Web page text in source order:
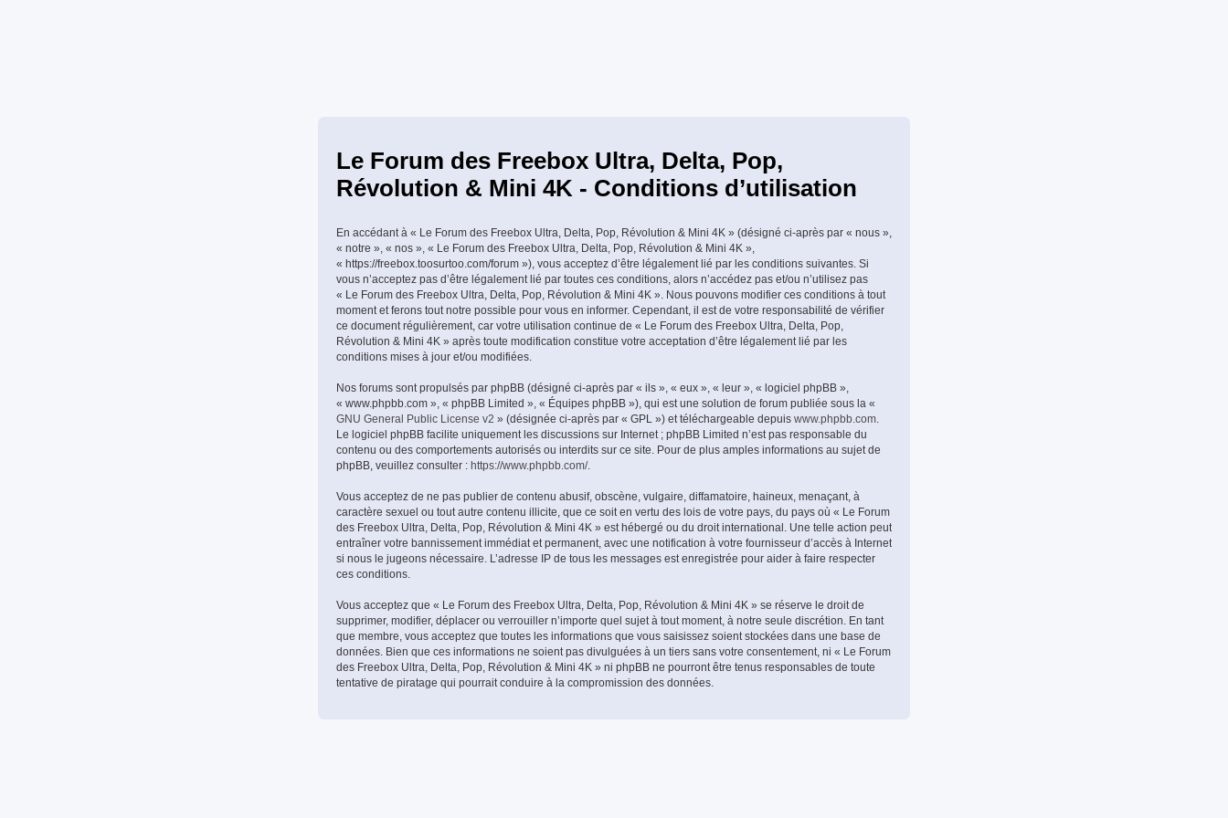
Le Forum des Freebox Ultra, Delta, Pop,
Révolution & Mini 4K - Conditions d’utilisation
En accédant à « Le Forum des Freebox Ultra, Delta, Pop, Révolution & Mini 4K » (désigné ci-après par « nous »,
« notre », « nos », « Le Forum des Freebox Ultra, Delta, Pop, Révolution & Mini 4K »,
« https://freebox.toosurtoo.com/forum »), vous acceptez d’être légalement lié par les conditions suivantes. Si
vous n’acceptez pas d’être légalement lié par toutes ces conditions, alors n’accédez pas et/ou n’utilisez pas
« Le Forum des Freebox Ultra, Delta, Pop, Révolution & Mini 4K ». Nous pouvons modifier ces conditions à tout
moment et ferons tout notre possible pour vous en informer. Cependant, il est de votre responsabilité de vérifier
ce document régulièrement, car votre utilisation continue de « Le Forum des Freebox Ultra, Delta, Pop,
Révolution & Mini 4K » après toute modification constitue votre acceptation d’être légalement lié par les
conditions mises à jour et/ou modifiées.
Nos forums sont propulsés par phpBB (désigné ci-après par « ils », « eux », « leur », « logiciel phpBB »,
« www.phpbb.com », « phpBB Limited », « Équipes phpBB »), qui est une solution de forum publiée sous la «
GNU General Public License v2 » (désignée ci-après par « GPL ») et téléchargeable depuis www.phpbb.com.
Le logiciel phpBB facilite uniquement les discussions sur Internet ; phpBB Limited n’est pas responsable du
contenu ou des comportements autorisés ou interdits sur ce site. Pour de plus amples informations au sujet de
phpBB, veuillez consulter : https://www.phpbb.com/.
Vous acceptez de ne pas publier de contenu abusif, obscène, vulgaire, diffamatoire, haineux, menaçant, à
caractère sexuel ou tout autre contenu illicite, que ce soit en vertu des lois de votre pays, du pays où « Le Forum
des Freebox Ultra, Delta, Pop, Révolution & Mini 4K » est hébergé ou du droit international. Une telle action peut
entraîner votre bannissement immédiat et permanent, avec une notification à votre fournisseur d’accès à Internet
si nous le jugeons nécessaire. L’adresse IP de tous les messages est enregistrée pour aider à faire respecter
ces conditions.
Vous acceptez que « Le Forum des Freebox Ultra, Delta, Pop, Révolution & Mini 4K » se réserve le droit de
supprimer, modifier, déplacer ou verrouiller n’importe quel sujet à tout moment, à notre seule discrétion. En tant
que membre, vous acceptez que toutes les informations que vous saisissez soient stockées dans une base de
données. Bien que ces informations ne soient pas divulguées à un tiers sans votre consentement, ni « Le Forum
des Freebox Ultra, Delta, Pop, Révolution & Mini 4K » ni phpBB ne pourront être tenus responsables de toute
tentative de piratage qui pourrait conduire à la compromission des données.